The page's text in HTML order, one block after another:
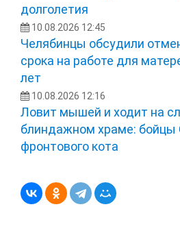
долголетия
10.08.2026 12:45
Челябинцы обсудили
срока на работе для
лет
10.08.2026 12:16
Ловит мышей и ходит на
блиндажном храме: бойцы
фронтового кота